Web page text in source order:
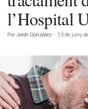
l’Hospital
Por Jordi González - 23 de juny